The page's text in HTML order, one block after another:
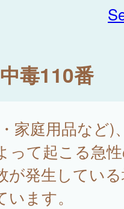
中毒110番
家庭用品など)
って起こる急
が発生してい
ます。